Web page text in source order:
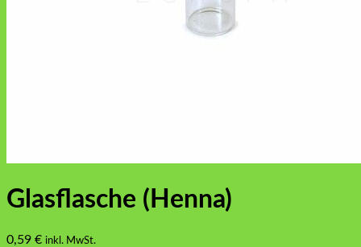
Glasflasche (Henna)
0,59 € inkl. MwSt.